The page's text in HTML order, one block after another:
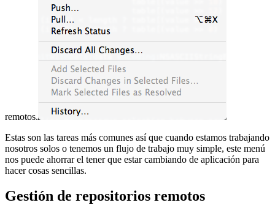
remotos.
Estas son las tareas más comunes así que cuando estamos trabajando
nosotros solos o tenemos un flujo de trabajo muy simple, este menú
nos puede ahorrar el tener que estar cambiando de aplicación para
hacer cosas sencillas.
Gestión de repositorios remotos